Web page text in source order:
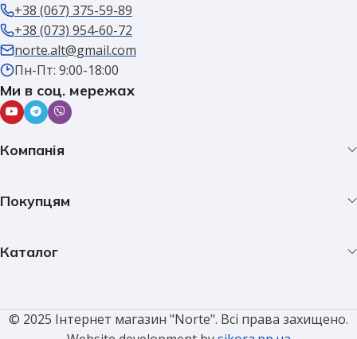
+38 (067) 375-59-89
+38 (073) 954-60-72
norte.alt@gmail.com
Пн-Пт: 9:00-18:00
Ми в соц. мережах
Компанія
Покупцям
Каталог
© 2025 Інтернет магазин "Norte". Всі права захищено.